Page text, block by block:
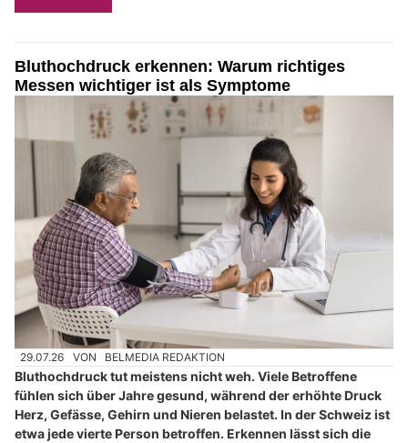
Bluthochdruck erkennen: Warum richtiges
Messen wichtiger ist als Symptome
29.07.26 VON BELMEDIA REDAKTION
Bluthochdruck tut meistens nicht weh. Viele Betroffene
fühlen sich über Jahre gesund, während der erhöhte Druck
Herz, Gefässe, Gehirn und Nieren belastet. In der Schweiz ist
etwa jede vierte Person betroffen. Erkennen lässt sich die